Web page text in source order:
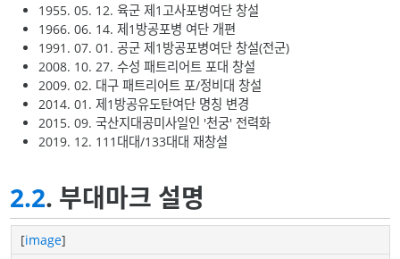
1955. 05. 12. 육군 제1고사포병여단 창설
1966. 06. 14. 제1방공포병 여단 개편
1991. 07. 01. 공군 제1방공포병여단 창설(전군)
2008. 10. 27. 수성 패트리어트 포대 창설
2009. 02. 대구 패트리어트 포/정비대 창설
2014. 01. 제1방공유도탄여단 명칭 변경
2015. 09. 국산지대공미사일인 '천궁' 전력화
2019. 12. 111대대/133대대 재창설
2.2. 부대마크 설명
[image]